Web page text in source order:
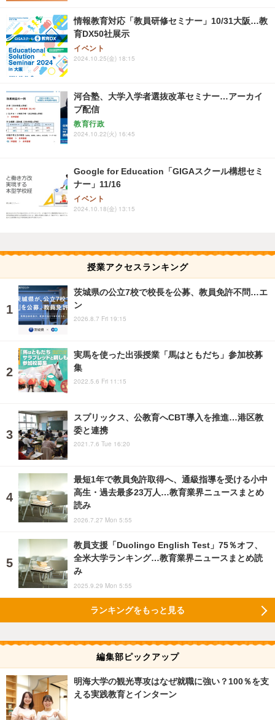
情報教育対応「教員研修セミナー」10/31大阪…教
育DX50社展示
イベント
2024.10.25(金) 18:15
河合塾、大学入学者選抜改革セミナー…アーカイ
ブ配信
教育行政
2024.10.22(火) 16:45
Google for Education「GIGAスクール構想セミ
ナー」11/16
イベント
2024.10.18(金) 13:15
授業アクセスランキング
茨城県の公立7校で校長を公募、教員免許不問…エ
ン
2026.8.7 Fri 19:15
実馬を使った出張授業「馬はともだち」参加校募
集
2022.5.6 Fri 11:15
スプリックス、公教育へCBT導入を推進…港区教
委と連携
2021.7.6 Tue 16:20
最短1年で教員免許取得へ、通級指導を受ける小中
高生・過去最多23万人…教育業界ニュースまとめ
読み
2026.7.27 Mon 5:55
教員支援「Duolingo English Test」75％オフ、
全米大学ランキング…教育業界ニュースまとめ読
み
2025.9.29 Mon 5:55
ランキングをもっと見る
編集部ピックアップ
明海大学の観光専攻はなぜ就職に強い？100％を支
える実践教育とインターン